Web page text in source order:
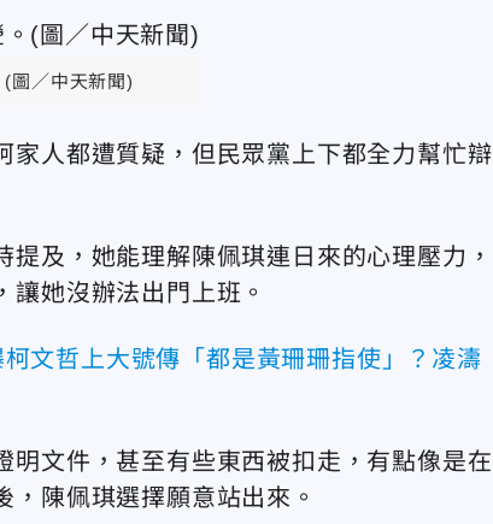
(圖／中天新聞)
家人都遭質疑，但民眾黨上下都全力幫忙辯
及，她能理解陳佩琪連日來的心理壓力，
她沒辦法出門上班。
文哲上大號傳「都是黃珊珊指使」？凌濤
文件，甚至有些東西被扣走，有點像是在
陳佩琪選擇願意站出來。